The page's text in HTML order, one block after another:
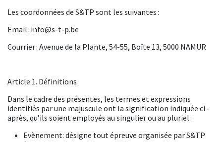
Les coordonnées de S&TP sont les suivantes :
Email : info@s-t-p.be
Courrier : Avenue de la Plante, 54-55, Boîte 13, 5000 NAMUR
Article 1. Définitions
Dans le cadre des présentes, les termes et expressions
identifiés par une majuscule ont la signification indiquée ci-
après, qu’ils soient employés au singulier ou au pluriel :
Evènement: désigne tout épreuve organisée par S&TP